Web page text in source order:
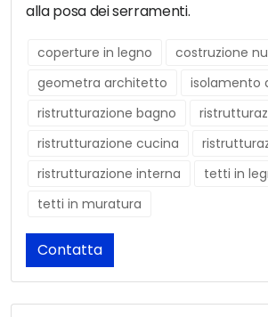
alla posa dei serramenti.
coperture in legno
costruzione
geometra architetto
isolamento
ristrutturazione bagno
ristrutturazione cucina
ristrutturazione interna
tetti in
tetti in muratura
Contatta